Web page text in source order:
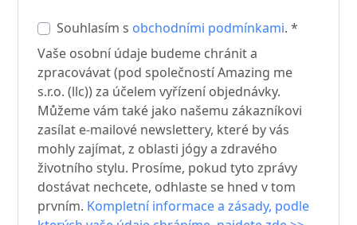
Souhlasím s obchodními podmínkami. *
Vaše osobní údaje budeme chránit a
zpracovávat (pod společností Amazing me
s.r.o. (llc)) za účelem vyřízení objednávky.
Můžeme vám také jako našemu zákazníkovi
zasílat e-mailové newslettery, které by vás
mohly zajímat, z oblasti jógy a zdravého
životního stylu. Prosíme, pokud tyto zprávy
dostávat nechcete, odhlaste se hned v tom
prvním. Kompletní informace a zásady, podle